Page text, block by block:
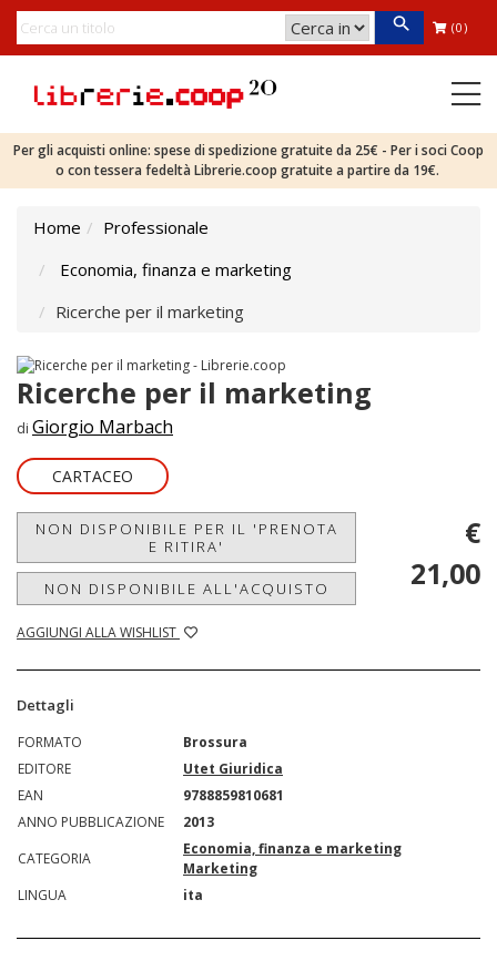
(0)
Per gli acquisti online: spese di spedizione gratuite da 25€ - Per i soci Coop
o con tessera fedeltà Librerie.coop gratuite a partire da 19€.
Home
Professionale
Economia, finanza e marketing
Ricerche per il marketing
Ricerche per il marketing
di Giorgio Marbach
CARTACEO
NON DISPONIBILE PER IL 'PRENOTA
E RITIRA'
NON DISPONIBILE ALL'ACQUISTO
AGGIUNGI ALLA WISHLIST
€
21,00
Dettagli
FORMATO
Brossura
EDITORE
Utet Giuridica
EAN
9788859810681
ANNO PUBBLICAZIONE
2013
CATEGORIA
Economia, finanza e marketing
Marketing
LINGUA
ita